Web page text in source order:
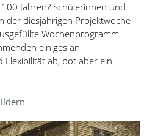
Jahren? Schülerinnen und
der diesjährigen Projektwoche
Wochenprogramm
einiges an
ab, bot aber ein
.